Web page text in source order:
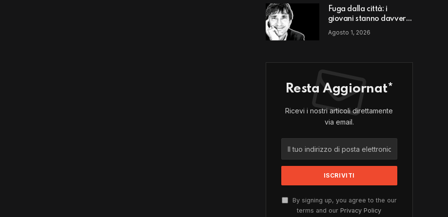
Fuga dalla città: i
giovani stanno davvero
scappando da un luogo
o da un modello di vita?
Agosto 1, 2026
Resta Aggiornat*
Ricevi i nostri articoli direttamente
via email.
By signing up, you agree to the our
terms and ourPrivacy Policy